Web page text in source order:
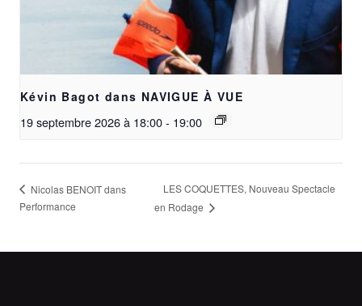
Kévin Bagot dans NAVIGUE À VUE
19 septembre 2026 à 18:00- 19:00
Nicolas BENOIT dans
Performance
LES COQUETTES, Nouveau Spectacle
en Rodage